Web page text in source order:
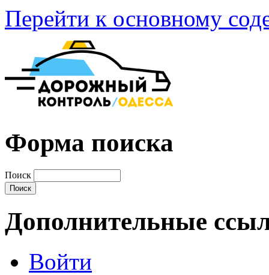
Перейти к основному
Форма поиска
Поиск
Дополнительные
Войти